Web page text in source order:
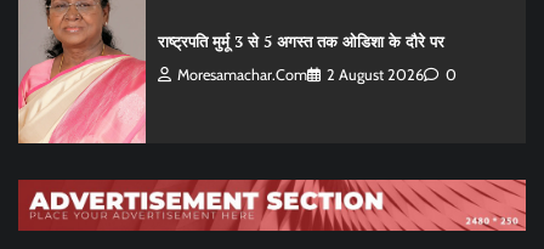
राष्‍ट्रपति मुर्मू 3 से 5 अगस्‍त तक ओडिशा के दौरे पर
Moresamachar.com 2 August 2026 0